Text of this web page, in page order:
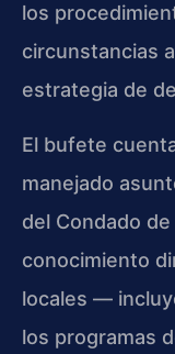
los
circunstancias
estrategia de
El bufete
manejado
del Condado
conocimiento
locales —
los programas